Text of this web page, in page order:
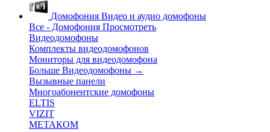
Домофония Видео и аудио домофоны
Все - Домофония Просмотреть
Видеодомофоны
Комплекты видеодомофонов
Мониторы для видеодомофона
Больше Видеодомофоны →
Вызывные панели
Многоабонентские домофоны
ELTIS
VIZIT
МЕТАКОМ